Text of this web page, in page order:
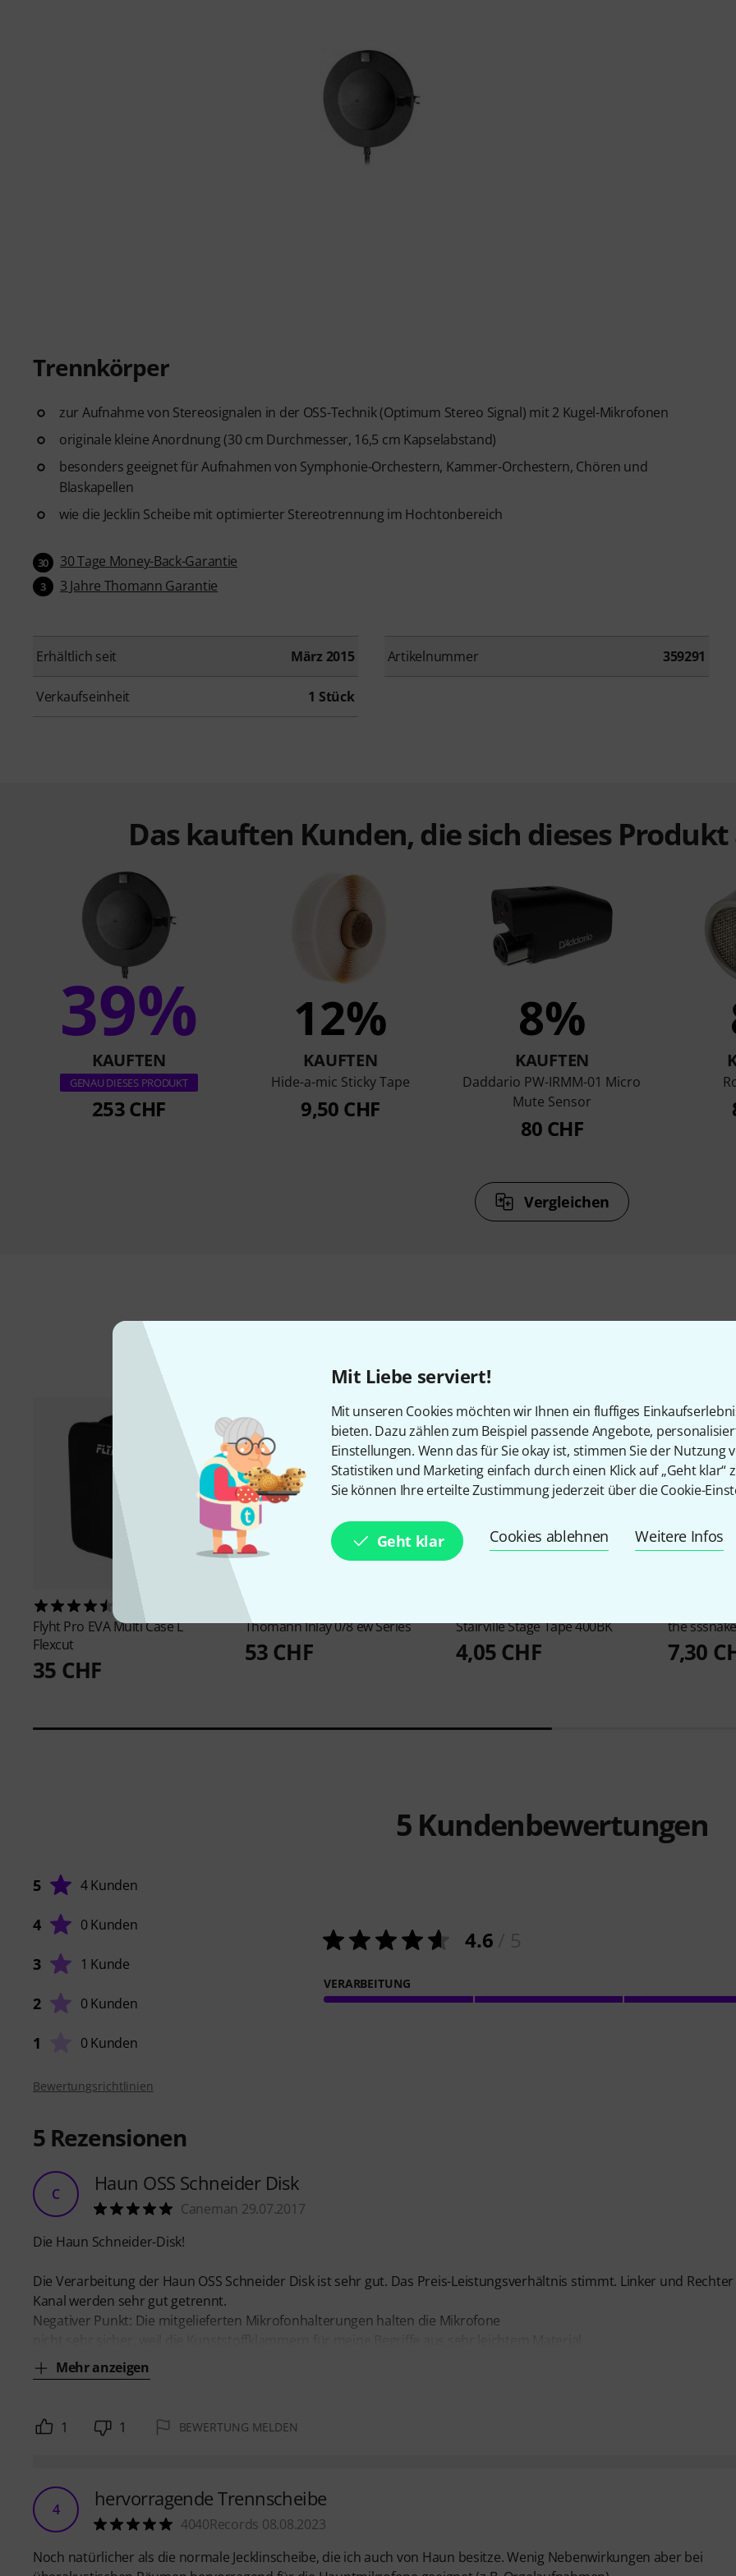
Mit Liebe serviert!
Mit unseren Cookies möchten wir Ihnen ein fluffiges
bieten. Dazu zählen zum Beispiel passende Angebote,
Einstellungen. Wenn das für Sie okay ist, stimmen Sie der Nutzung
Statistiken und Marketing einfach durch einen Klick auf „Geht klar“
Sie können Ihre erteilte Zustimmung jederzeit über die Cookie-
Geht klar Cookies ablehnen Weitere Infos
Trennkörper
zur Aufnahme von Stereosignalen in der OSS-Technik (Optimum Stereo Signal) mit 2 Kugel-Mikrofonen
originale kleine Anordnung (30 cm Durchmesser, 16,5 cm Kapselabstand)
besonders geeignet für Aufnahmen von Symphonie-Orchestern, Kammer-Orchestern, Chören und
Blaskapellen
wie die Jecklin Scheibe mit optimierter Stereotrennung im Hochtonbereich
30 30 Tage Money-Back-Garantie
3 3 Jahre Thomann Garantie
Erhältlich seit März 2015 Artikelnummer 359291
Verkaufseinheit 1 Stück
Das kauften Kunden, die sich dieses
39%
KAUFTEN
GENAU DIESES PRODUKT
253 CHF
12%
KAUFTEN
Hide-a-mic Sticky Tape
9,50 CHF
8%
KAUFTEN
Daddario PW-IRMM-01 Micro
Mute Sensor
80 CHF
Vergleichen
Flyht Pro EVA Multi Case L
Flexcut
35 CHF
ThomannInlay 0/8 ew Series
53 CHF
StairvilleStage Tape 400BK
4,05 CHF
the
7,30
5 Kundenbewertungen
5 4 Kunden
4 0 Kunden
3 1 Kunde
2 0 Kunden
1 0 Kunden
4.6
VERARBEITUNG
Bewertungsrichtlinien
5 Rezensionen
C Haun OSS Schneider Disk
Caneman 29.07.2017
Die Haun Schneider-Disk!
Die Verarbeitung der Haun OSS Schneider Disk ist sehr gut. Das Preis-Leistungsverhältnis stimmt. Linker und Rechter
Kanal werden sehr gut getrennt.
Negativer Punkt: Die mitgelieferten Mikrofonhalterungen halten die Mikrofone
Mehr anzeigen
1 1 BEWERTUNG MELDEN
4 hervorragende Trennscheibe
4040Records 08.08.2023
Noch natürlicher als die normale Jecklinscheibe, die ich auch von Haun besitze. Wenig Nebenwirkungen aber bei